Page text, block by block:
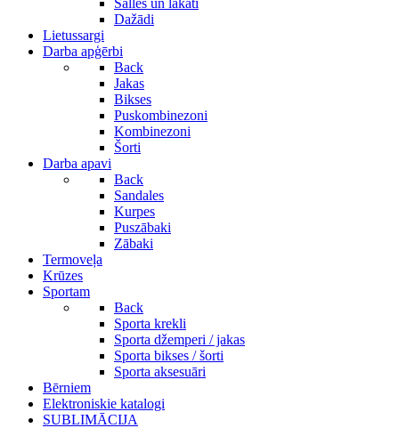
Šalles un lakati
Dažādi
Lietussargi
Darba apģērbi
Back
Jakas
Bikses
Puskombinezoni
Kombinezoni
Šorti
Darba apavi
Back
Sandales
Kurpes
Puszābaki
Zābaki
Termoveļa
Krūzes
Sportam
Back
Sporta krekli
Sporta džemperi / jakas
Sporta bikses / šorti
Sporta aksesuāri
Bērniem
Elektroniskie katalogi
SUBLIMĀCIJA